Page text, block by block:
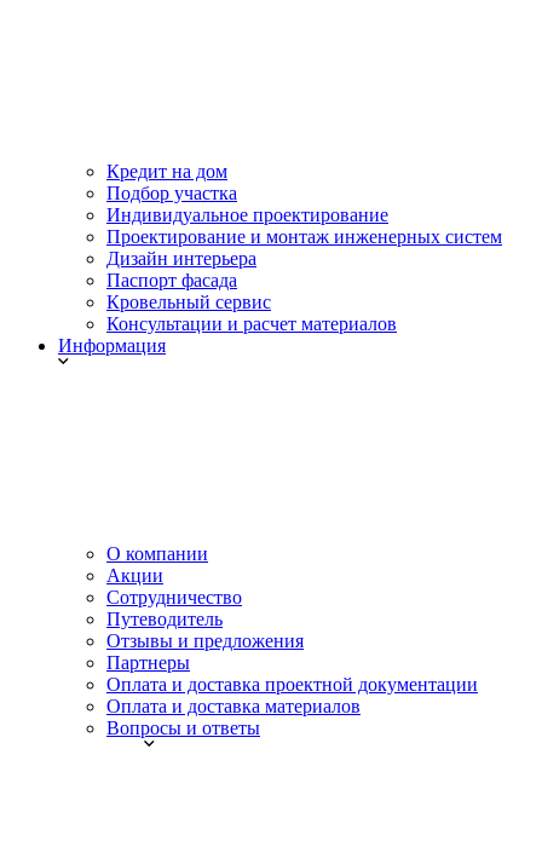
Кредит на дом
Подбор участка
Индивидуальное проектирование
Проектирование и монтаж инженерных систем
Дизайн интерьера
Паспорт фасада
Кровельный сервис
Консультации и расчет материалов
Информация
О компании
Акции
Сотрудничество
Путеводитель
Отзывы и предложения
Партнеры
Оплата и доставка проектной документации
Оплата и доставка материалов
Вопросы и ответы